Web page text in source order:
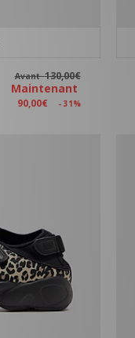
Avant130,00€
Maintenant
90,00€ - 31%